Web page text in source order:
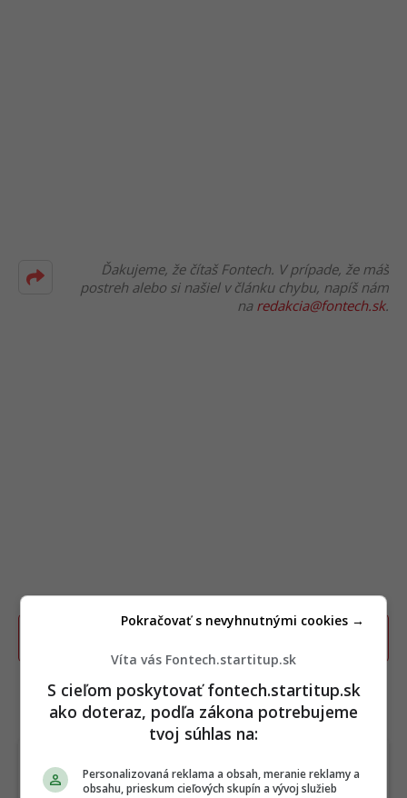
Ďakujeme, že čítaš Fontech. V prípade, že máš
postreh alebo si našiel v článku chybu, napíš nám
na redakcia@fontech.sk.
TERAZ ČÍTAJÚ
Víta vás Fontech.startitup.sk
S cieľom poskytovať fontech.startitup.sk
ako doteraz, podľa zákona potrebujeme
tvoj súhlas na:
Personalizovaná reklama a obsah, meranie reklamy a
obsahu, prieskum cieľových skupín a vývoj služieb
Pokračovať s nevyhnutnými cookies →